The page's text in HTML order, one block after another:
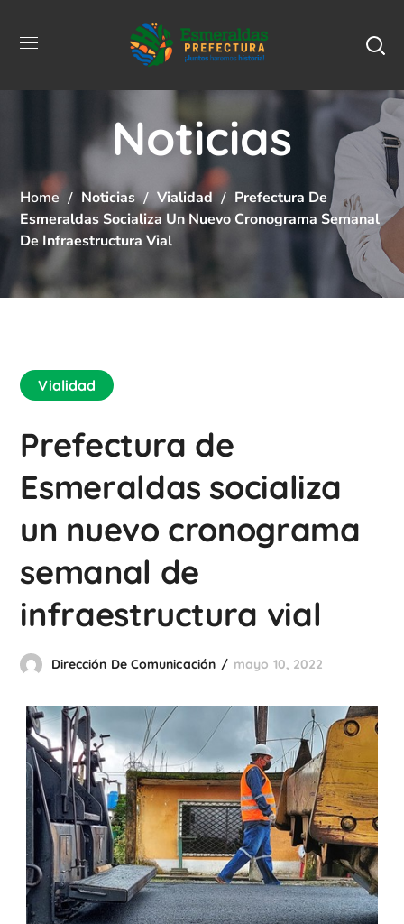
Noticias
Home Noticias Vialidad
Prefectura De
Esmeraldas Socializa Un Nuevo Cronograma Semanal
De Infraestructura Vial
Vialidad
Prefectura de
Esmeraldas socializa
un nuevo cronograma
semanal de
infraestructura vial
Dirección De Comunicación mayo 10, 2022